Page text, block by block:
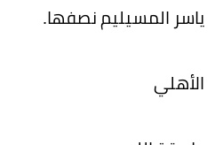
ياسر المسيليم نصفها.
الأهلي